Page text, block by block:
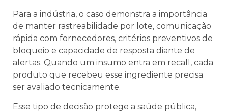
Para a indústria, o caso demonstra a importância
de manter rastreabilidade por lote, comunicação
rápida com fornecedores, critérios preventivos de
bloqueio e capacidade de resposta diante de
alertas. Quando um insumo entra em recall, cada
produto que recebeu esse ingrediente precisa
ser avaliado tecnicamente.
Esse tipo de decisão protege a saúde pública,